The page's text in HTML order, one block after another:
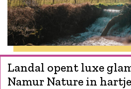
Landal opent luxe
Namur Nature in